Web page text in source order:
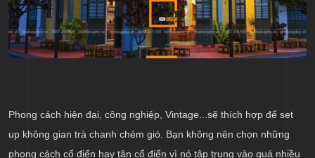
Phong cách hiện đại, công nghiệp, Vintage...sẽ thích hợp để set
up không gian trà chanh chém gió. Bạn không nên chọn những
phong cách cổ điển hay tân cổ điển vì nó tập trung vào quá nhiều